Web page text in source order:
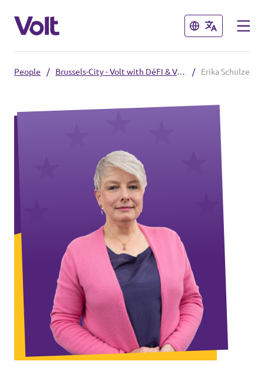
Close
English
Our Belgium chapters
Volt East-Flanders
Volt Antwerp
Volt Leuven
Volt Tervuren
Volt West-Flanders
Close
Policies
News
Events
Donate
People / Brussels-City - Volt with DéFI & Vous / Erika Schulze